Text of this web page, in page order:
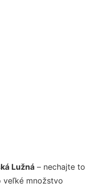
Lužná – nechajte to
veľké množstvo